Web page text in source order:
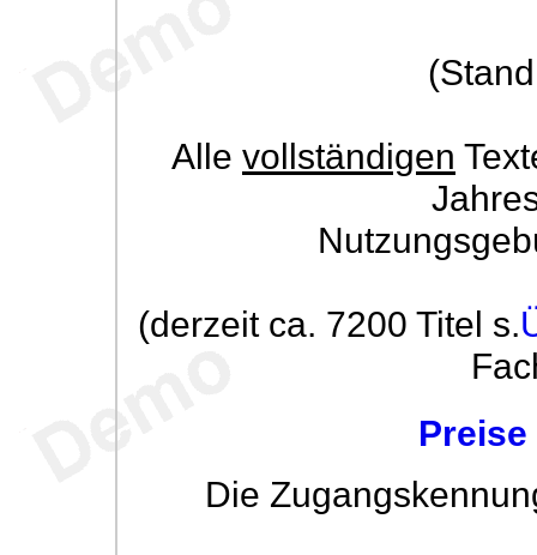
Alle vollständigen
(derzeit ca. 7200 Titel s.
Die